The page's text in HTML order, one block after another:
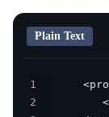
Plain Text
1
2